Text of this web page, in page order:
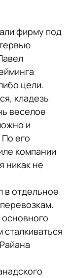
фирму под
цели.
кладезь
веселое
и
его
компании
никак не
в отдельное
основного
сталкиваться